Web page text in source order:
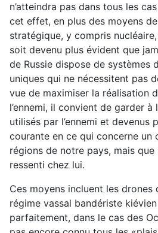
n’atteindra pas dans tous les
cet effet, en plus des moyens
stratégique, y compris nucléaire,
soit devenu plus évident que
de Russie dispose de systèmes
uniques qui ne nécessitent pas
vue de maximiser la réalisation
l’ennemi, il convient de garder à
utilisés par l’ennemi et devenus
courante en ce qui concerne un
régions de notre pays, mais que
ressenti chez lui.
Ces moyens incluent les drones
régime vassal bandériste
parfaitement, dans le cas des